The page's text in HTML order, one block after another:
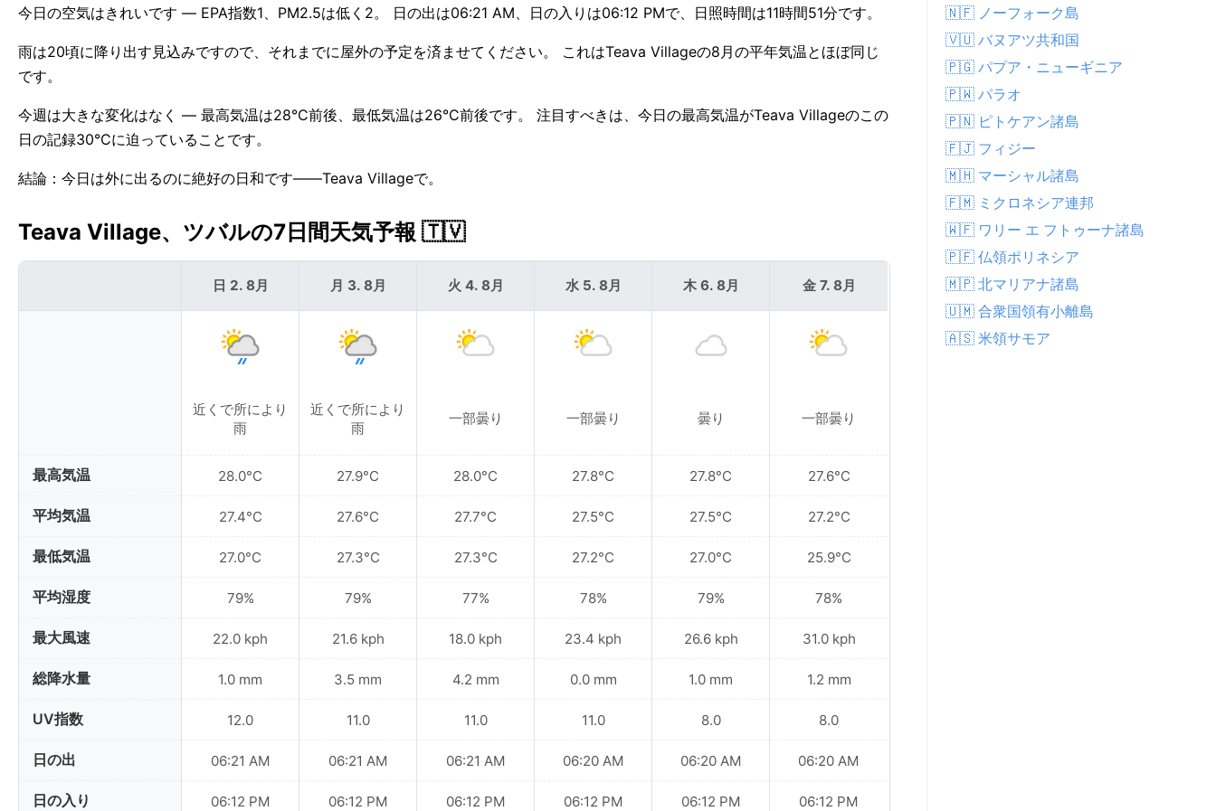
今日の空気はきれいです — EPA指数1、PM2.5は低く2。 日の出は06:21 AM、日の入りは06:12 PMで、日照時間は11時間51分です。
雨は20頃に降り出す見込みですので、それまでに屋外の予定を済ませてください。 これはTeava Villageの8月の平年気温とほぼ同じ
です。
今週は大きな変化はなく — 最高気温は28°C前後、最低気温は26°C前後です。 注目すべきは、今日の最高気温がTeava Villageのこの
日の記録30°Cに迫っていることです。
結論：今日は外に出るのに絶好の日和です——Teava Villageで。
Teava Village、ツバルの7日間天気予報 🇹🇻
最高気温
平均気温
最低気温
平均湿度
最大風速
総降水量
UV指数
日の出
日の入り
日 2. 8月
近くで所により
雨
28.0°C
27.4°C
27.0°C
79%
22.0 kph
1.0 mm
12.0
06:21 AM
06:12 PM
月 3. 8月
近くで所により
雨
27.9°C
27.6°C
27.3°C
79%
21.6 kph
3.5 mm
11.0
06:21 AM
06:12 PM
火 4. 8月
一部曇り
28.0°C
27.7°C
27.3°C
77%
18.0 kph
4.2 mm
11.0
06:21 AM
06:12 PM
水 5. 8月
一部曇り
27.8°C
27.5°C
27.2°C
78%
23.4 kph
0.0 mm
11.0
06:20 AM
06:12 PM
木 6. 8月
曇り
27.8°C
27.5°C
27.0°C
79%
26.6 kph
1.0 mm
8.0
06:20 AM
06:12 PM
金 7. 8月
一部曇り
27.6°C
27.2°C
25.9°C
78%
31.0 kph
1.2 mm
8.0
06:20 AM
06:12 PM
🇳🇫 ノーフォーク島
🇻🇺 バヌアツ共和国
🇵🇬 パプア・ニューギニア
🇵🇼 パラオ
🇵🇳 ピトケアン諸島
🇫🇯 フィジー
🇲🇭 マーシャル諸島
🇫🇲 ミクロネシア連邦
🇼🇫 ワリー エ フトゥーナ諸島
🇵🇫 仏領ポリネシア
🇲🇵 北マリアナ諸島
🇺🇲 合衆国領有小離島
🇦🇸 米領サモア